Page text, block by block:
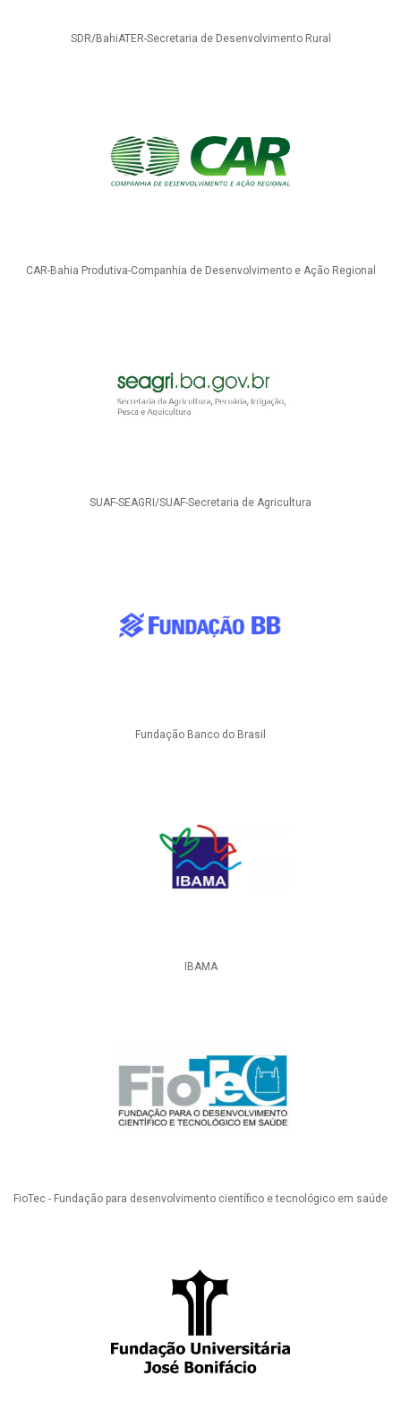
SDR/BahiATER-Secretaria de Desenvolvimento Rural
CAR-Bahia Produtiva-Companhia de Desenvolvimento e Ação Regional
SUAF-SEAGRI/SUAF-Secretaria de Agricultura
Fundação Banco do Brasil
IBAMA
FioTec - Fundação para desenvolvimento científico e tecnológico em saúde